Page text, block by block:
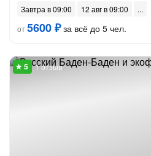
Завтра в 09:00
12 авг в 09:00
от5600 ₽за всё до 5 чел.
1 отзыв